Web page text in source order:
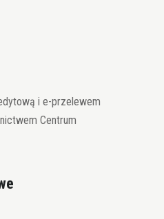
i e-przelewem
Centrum